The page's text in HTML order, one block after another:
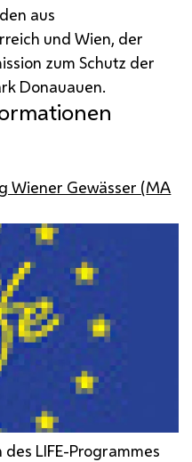
aus
und Wien, der
zum Schutz der
Donauauen.
Wiener Gewässer (MA
des LIFE-Programmes